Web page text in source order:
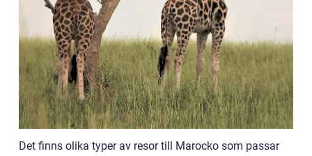
Det finns olika typer av resor till Marocko som passar